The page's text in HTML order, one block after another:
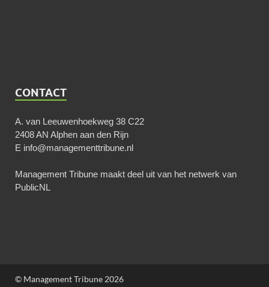
CONTACT
A. van Leeuwenhoekweg 38 C22
2408 AN Alphen aan den Rijn
E info@managementtribune.nl
Management Tribune maakt deel uit van het netwerk van
PublicNL
© Management Tribune 2026